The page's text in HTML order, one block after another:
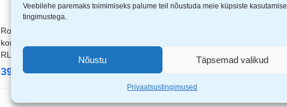
Veebilehe paremaks toimimiseks palume teil nõustuda meie küpsiste kasutamise
tingimustega.
Nõustu Täpsemad valikud
Privaatsustingimused
Rolson jalgratta
kompuuter 22 funktsiooni
RL-43236
39,99€